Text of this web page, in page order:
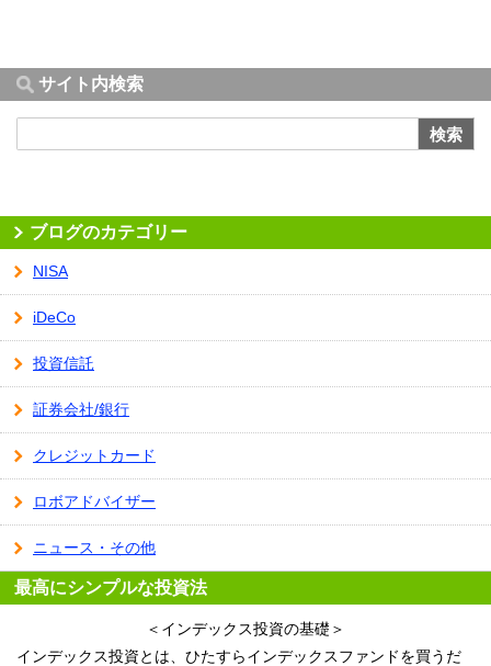
サイト内検索
検索
ブログのカテゴリー
NISA
iDeCo
投資信託
証券会社/銀行
クレジットカード
ロボアドバイザー
ニュース・その他
最高にシンプルな投資法
＜インデックス投資の基礎＞
インデックス投資とは、ひたすらインデックスファンドを買うだ